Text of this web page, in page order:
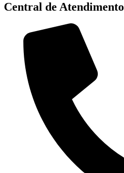
Central de Atendimento